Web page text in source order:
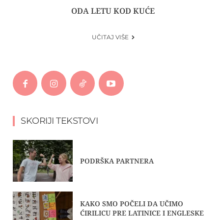
ODA LETU KOD KUĆE
UČITAJ VIŠE
SKORIJI TEKSTOVI
PODRŠKA PARTNERA
KAKO SMO POČELI DA UČIMO
ĆIRILICU PRE LATINICE I ENGLESKE